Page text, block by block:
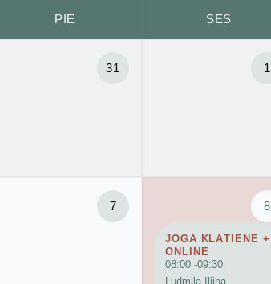
PIE SES
31 1
7 8
JOGA KLĀTIENE +
ONLINE
08:00 -09:30
Ludmila Iļjina